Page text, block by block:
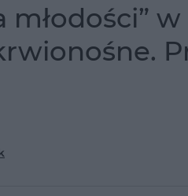
młodości”